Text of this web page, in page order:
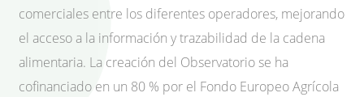
comerciales entre los diferentes operadores, mejorando
el acceso a la información y trazabilidad de la cadena
alimentaria. La creación del Observatorio se ha
cofinanciado en un 80 % por el Fondo Europeo Agrícola